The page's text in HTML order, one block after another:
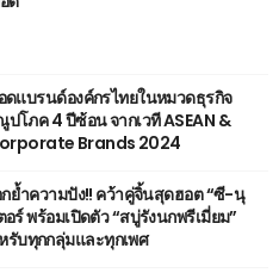
ดแบรนด์องค์กรไทยในหมวดธุรกิจ
โภค 4 ปีซ้อน จากเวที ASEAN &
Brands 2024
กย้ำความปัง!! คว้าคู่จิ้นสุดฮอต “ซี-นุ
ร์ พร้อมเปิดตัว “สบู่รังนกพรีเมี่ยม”
บทุกกลุ่มและทุกเพศ